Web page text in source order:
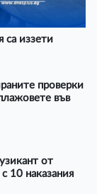
са иззети
проверки
във
от
10 наказания